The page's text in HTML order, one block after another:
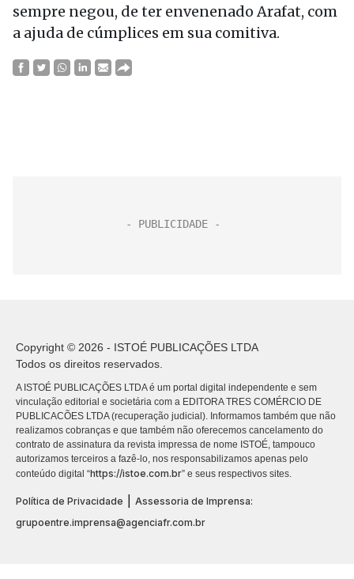
sempre negou, de ter envenenado Arafat, com
a ajuda de cúmplices em sua comitiva.
Copyright © 2026 - ISTOÉ PUBLICAÇÕES LTDA
Todos os direitos reservados.
A ISTOÉ PUBLICAÇÕES LTDA é um portal digital independente e sem
vinculação editorial e societária com a EDITORA TRES COMÉRCIO DE
PUBLICACÕES LTDA (recuperação judicial). Informamos também que não
realizamos cobranças e que também não oferecemos cancelamento do
contrato de assinatura da revista impressa de nome ISTOÉ, tampouco
autorizamos terceiros a fazê-lo, nos responsabilizamos apenas pelo
conteúdo digital “https://istoe.com.br” e seus respectivos sites.
Política de Privacidade
Assessoria de Imprensa:
grupoentre.imprensa@agenciafr.com.br